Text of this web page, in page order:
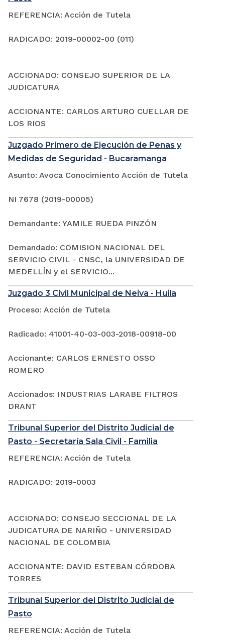
REFERENCIA: Acción de Tutela
RADICADO: 2019-00002-00 (011)
ACCIONADO: CONSEJO SUPERIOR DE LA
JUDICATURA
ACCIONANTE: CARLOS ARTURO CUELLAR DE
LOS RIOS
Juzgado Primero de Ejecución de Penas y
Medidas de Seguridad - Bucaramanga
Asunto: Avoca Conocimiento Acción de Tutela
NI 7678 (2019-00005)
Demandante: YAMILE RUEDA PINZÓN
Demandado: COMISION NACIONAL DEL
SERVICIO CIVIL - CNSC, la UNIVERSIDAD DE
MEDELLÍN y el SERVICIO...
Juzgado 3 Civil Municipal de Neiva - Huila
Proceso: Acción de Tutela
Radicado: 41001-40-03-003-2018-00918-00
Accionante: CARLOS ERNESTO OSSO
ROMERO
Accionados: INDUSTRIAS LARABE FILTROS
DRANT
Tribunal Superior del Distrito Judicial de
Pasto - Secretaría Sala Civil - Familia
REFERENCIA: Acción de Tutela
RADICADO: 2019-0003
ACCIONADO: CONSEJO SECCIONAL DE LA
JUDICATURA DE NARIÑO - UNIVERSIDAD
NACIONAL DE COLOMBIA
ACCIONANTE: DAVID ESTEBAN CÓRDOBA
TORRES
Tribunal Superior del Distrito Judicial de
Pasto
REFERENCIA: Acción de Tutela